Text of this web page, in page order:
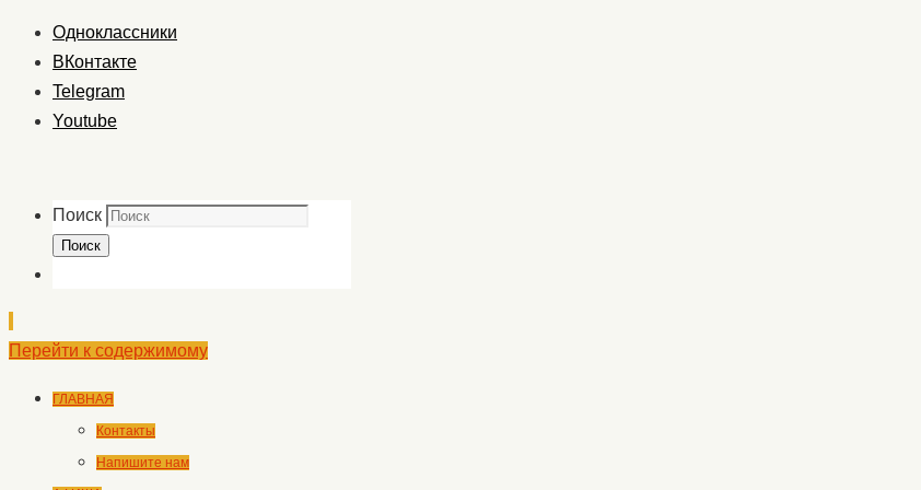
Одноклассники
ВКонтакте
Telegram
Youtube
Поиск
Поиск
Перейти к содержимому
ГЛАВНАЯ
Контакты
Напишите нам